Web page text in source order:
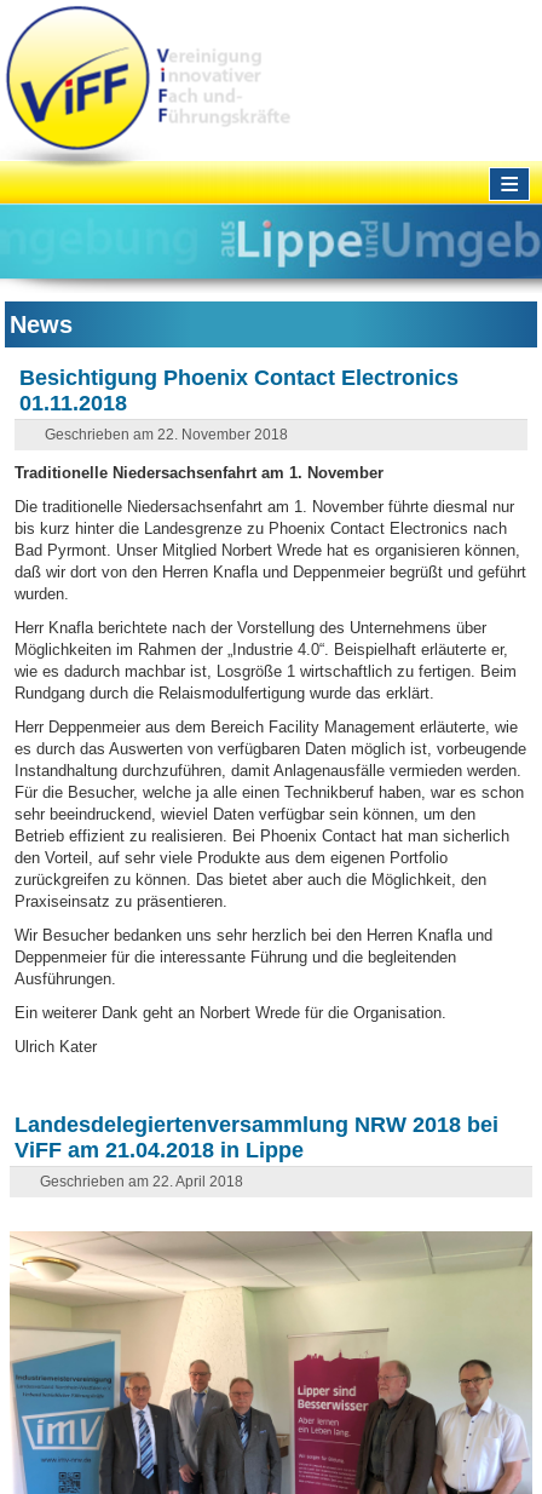
≡
News
Besichtigung Phoenix Contact Electronics
01.11.2018
Geschrieben am 22. November 2018
Traditionelle Niedersachsenfahrt am 1. November
Die traditionelle Niedersachsenfahrt am 1. November führte diesmal nur
bis kurz hinter die Landesgrenze zu Phoenix Contact Electronics nach
Bad Pyrmont. Unser Mitglied Norbert Wrede hat es organisieren können,
daß wir dort von den Herren Knafla und Deppenmeier begrüßt und geführt
wurden.
Herr Knafla berichtete nach der Vorstellung des Unternehmens über
Möglichkeiten im Rahmen der „Industrie 4.0“. Beispielhaft erläuterte er,
wie es dadurch machbar ist, Losgröße 1 wirtschaftlich zu fertigen. Beim
Rundgang durch die Relaismodulfertigung wurde das erklärt.
Herr Deppenmeier aus dem Bereich Facility Management erläuterte, wie
es durch das Auswerten von verfügbaren Daten möglich ist, vorbeugende
Instandhaltung durchzuführen, damit Anlagenausfälle vermieden werden.
Für die Besucher, welche ja alle einen Technikberuf haben, war es schon
sehr beeindruckend, wieviel Daten verfügbar sein können, um den
Betrieb effizient zu realisieren. Bei Phoenix Contact hat man sicherlich
den Vorteil, auf sehr viele Produkte aus dem eigenen Portfolio
zurückgreifen zu können. Das bietet aber auch die Möglichkeit, den
Praxiseinsatz zu präsentieren.
Wir Besucher bedanken uns sehr herzlich bei den Herren Knafla und
Deppenmeier für die interessante Führung und die begleitenden
Ausführungen.
Ein weiterer Dank geht an Norbert Wrede für die Organisation.
Ulrich Kater
Landesdelegiertenversammlung NRW 2018 bei
ViFF am 21.04.2018 in Lippe
Geschrieben am 22. April 2018